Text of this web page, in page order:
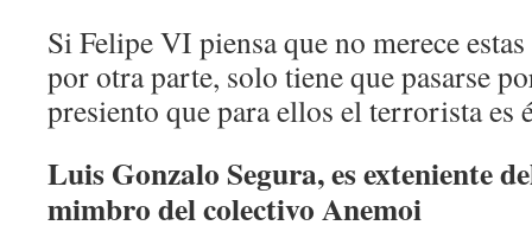
Si Felipe VI piensa que no merece
por otra parte, solo tiene que pasarse
presiento que para ellos el terrorista es
Luis Gonzalo Segura, es exteniente
mimbro del colectivo Anemoi